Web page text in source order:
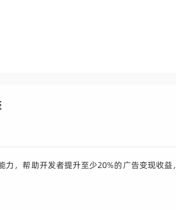
，帮助开发者提升至少20%的广告变现收益，